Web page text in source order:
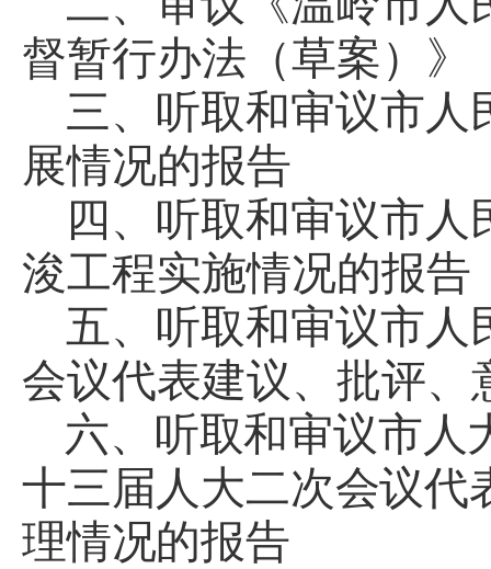
督暂行办法（草案）》
三、听取和审议市
展情况的报告
四、听取和审议市
浚工程实施情况的报告
五、听取和审议市人
会议代表建议、批评、
六、听取和审议市人
十三届人大二次会议代
理情况的报告